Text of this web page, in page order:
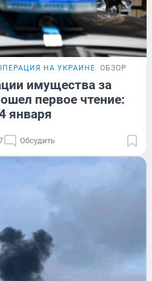
НА УКРАИНЕ ОБЗОР
имущества за
первое чтение:
января
Обсудить